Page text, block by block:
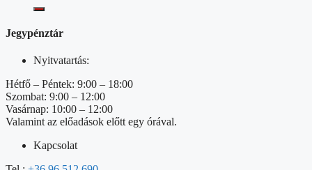
Jegypénztár
Nyitvatartás:
Hétfő – Péntek: 9:00 – 18:00
Szombat: 9:00 – 12:00
Vasárnap: 10:00 – 12:00
Valamint az előadások előtt egy órával.
Kapcsolat